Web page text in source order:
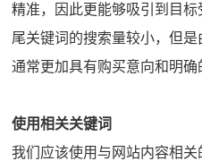
精准，因此更能够吸引到目
尾关键词的搜索量较小，但是
通常更加具有购买意向和明确
使用相关关键词
我们应该使用与网站内容相关